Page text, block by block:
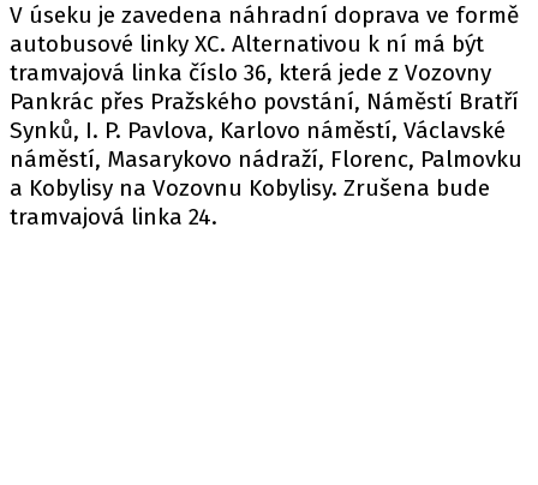
V úseku je zavedena náhradní doprava ve formě
autobusové linky XC. Alternativou k ní má být
tramvajová linka číslo 36, která jede z Vozovny
Pankrác přes Pražského povstání, Náměstí Bratří
Synků, I. P. Pavlova, Karlovo náměstí, Václavské
náměstí, Masarykovo nádraží, Florenc, Palmovku
a Kobylisy na Vozovnu Kobylisy. Zrušena bude
tramvajová linka 24.